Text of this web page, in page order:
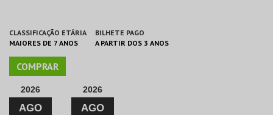
CLASSIFICAÇÃO ETÁRIA
MAIORES DE 7 ANOS
BILHETE PAGO
A PARTIR DOS 3 ANOS
COMPRAR
2026
AGO
2026
AGO